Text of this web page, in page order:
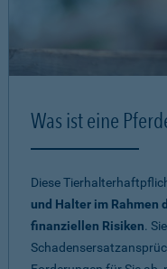
Was ist eine
Diese
und Halter im Rahmen
finanziellen Risiken.